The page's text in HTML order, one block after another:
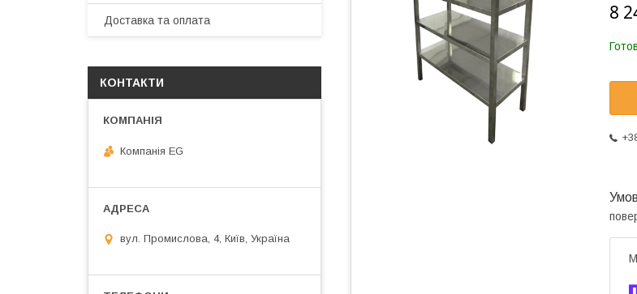
8
Доставка та оплата
КОНТАКТИ
Компанія EG
вул. Промислова, 4, Київ, Україна